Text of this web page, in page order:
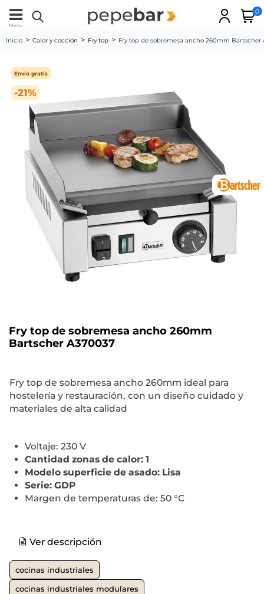
Menu
0
Inicio Calor y cocción Fry top Fry top de sobremesa ancho 260mm Bartscher
-21%
Envío gratis
Fry top de sobremesa ancho 260mm
Bartscher A370037
Fry top de sobremesa ancho 260mm ideal para
hostelería y restauración, con un diseño cuidado y
materiales de alta calidad
Voltaje: 230 V
Cantidad zonas de calor: 1
Modelo superficie de asado: Lisa
Serie: GDP
Margen de temperaturas de: 50 °C
Ver descripción
cocinas industriales
cocinas industriales modulares